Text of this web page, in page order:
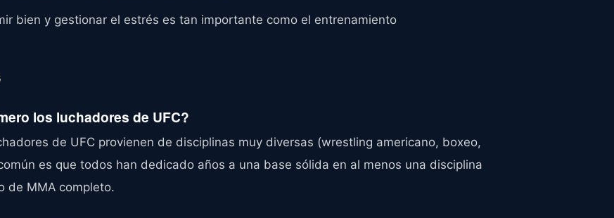
bien y gestionar el estrés es tan importante como el entrenamiento
los luchadores de UFC?
de UFC provienen de disciplinas muy diversas (wrestling americano, boxeo,
es que todos han dedicado años a una base sólida en al menos una disciplina
de MMA completo.